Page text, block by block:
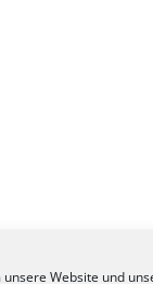
Website und